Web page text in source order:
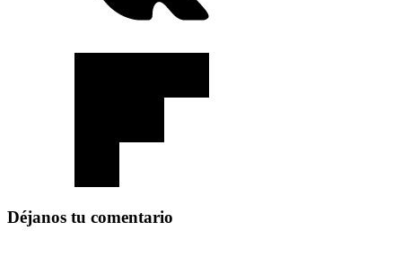
Déjanos tu comentario